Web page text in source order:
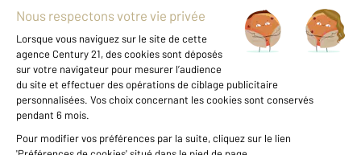
Mentions légales & CGU et Barèmes d'honoraires
Données personnelles
Gestionnaire des cookies
Achat appartement autour de SAN MARTINO DI LOTA (20200)